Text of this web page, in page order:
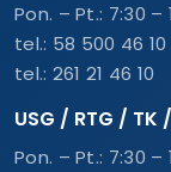
Pon. – Pt.: 7:30 –
tel.: 58 500 46 10
tel.: 261 21 46 10
USG / RTG / TK
Pon. – Pt.: 7:30 –